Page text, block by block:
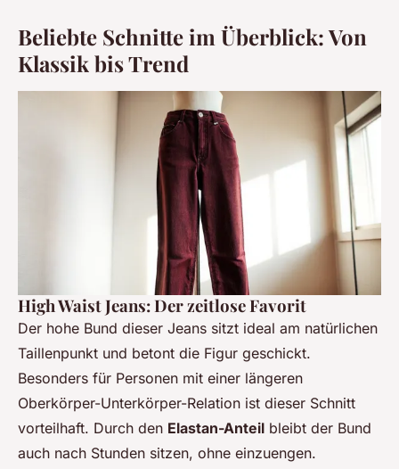
Beliebte Schnitte im Überblick: Von
Klassik bis Trend
High Waist Jeans: Der zeitlose Favorit
Der hohe Bund dieser Jeans sitzt ideal am natürlichen
Taillenpunkt und betont die Figur geschickt.
Besonders für Personen mit einer längeren
Oberkörper-Unterkörper-Relation ist dieser Schnitt
vorteilhaft. Durch den Elastan-Anteil bleibt der Bund
auch nach Stunden sitzen, ohne einzuengen.